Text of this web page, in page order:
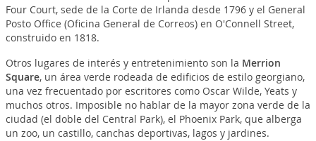
Four Court, sede de la Corte de Irlanda desde 1796 y el General
Posto Office (Oficina General de Correos) en O'Connell Street,
construido en 1818.
Otros lugares de interés y entretenimiento son la Merrion
Square, un área verde rodeada de edificios de estilo georgiano,
una vez frecuentado por escritores como Oscar Wilde, Yeats y
muchos otros. Imposible no hablar de la mayor zona verde de la
ciudad (el doble del Central Park), el Phoenix Park, que alberga
un zoo, un castillo, canchas deportivas, lagos y jardines.